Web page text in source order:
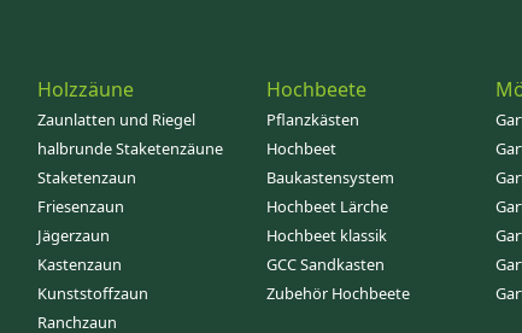
Holzzäune
Zaunlatten und Riegel
halbrunde Staketenzäune
Staketenzaun
Friesenzaun
Jägerzaun
Kastenzaun
Kunststoffzaun
Ranchzaun
Hochbeete
Pflanzkästen
Hochbeet
Baukastensystem
Hochbeet Lärche
Hochbeet klassik
GCC Sandkasten
Zubehör Hochbeete